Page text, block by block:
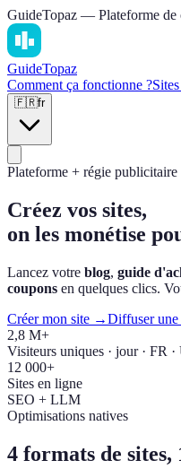
GuideTopaz — Plateforme de
GuideTopaz
Comment ça fonctionne ?
🇫🇷fr
Plateforme + régie publicitaire
Créez vos sites,
on les monétise
Lancez votre blog, guide
coupons en quelques clics.
Créer mon site →Diffuser
2,8 M+
Visiteurs uniques · jour · FR
12 000+
Sites en ligne
SEO + LLM
Optimisations natives
4 formats de